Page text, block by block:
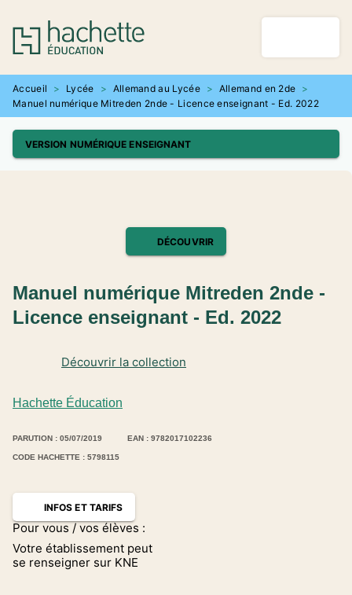
MENU RECHERCHE
PIED DE PAGE
Accueil > Lycée > Allemand au Lycée > Allemand en 2de >
Manuel numérique Mitreden 2nde - Licence enseignant - Ed. 2022
VERSION NUMÉRIQUE ENSEIGNANT
DÉCOUVRIR
Hachette Éducation
Découvrir la collection
Manuel numérique Mitreden 2nde -
Licence enseignant - Ed. 2022
PARUTION : 05/07/2019 EAN : 9782017102236
CODE HACHETTE : 5798115
INFOS ET TARIFS
Pour vous / vos élèves :
Votre établissement peut
se renseigner sur KNE